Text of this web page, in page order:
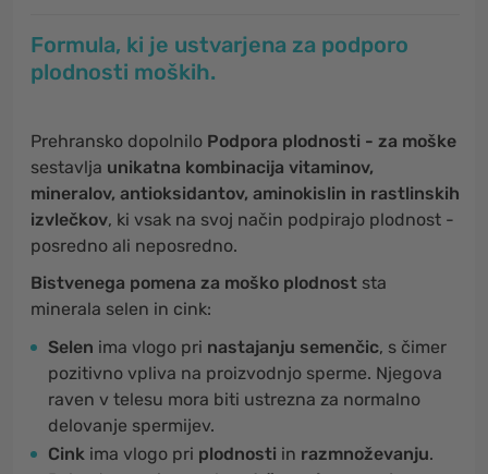
Formula, ki je ustvarjena za podporo
plodnosti moških.
Prehransko dopolnilo Podpora plodnosti - za moške
sestavlja unikatna kombinacija vitaminov,
mineralov, antioksidantov, aminokislin in rastlinskih
izvlečkov, ki vsak na svoj način podpirajo plodnost -
posredno ali neposredno.
Bistvenega pomena za moško plodnost sta
minerala selen in cink:
Selen ima vlogo pri nastajanju semenčic, s čimer
pozitivno vpliva na proizvodnjo sperme. Njegova
raven v telesu mora biti ustrezna za normalno
delovanje spermijev.
Cink ima vlogo pri plodnosti in razmnoževanju.